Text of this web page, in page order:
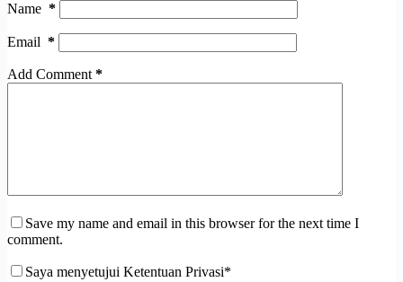
Name *
Email *
Add Comment *
Save my name and email in this browser for the next time I
comment.
Saya menyetujui Ketentuan Privasi*